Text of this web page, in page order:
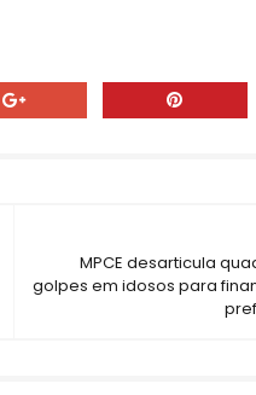
MPCE desarticula
golpes em idosos para